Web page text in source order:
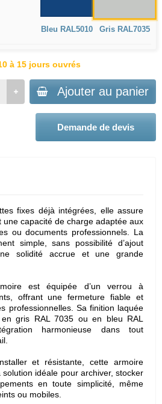
Bleu RAL5010 Gris RAL7035
à 15 jours ouvrés
Ajouter au panier
Demande de devis
fixes déjà intégrées, elle assure
une capacité de charge adaptée aux
ou documents professionnels. La
simple, sans possibilité d’ajout
solidité accrue et une grande
est équipée d’un verrou à
offrant une fermeture fiable et
professionnelles. Sa finition laquée
gris RAL 7035 ou en bleu RAL
harmonieuse dans tout
et résistante, cette armoire
idéale pour archiver, stocker
en toute simplicité, même
ou mobiles.